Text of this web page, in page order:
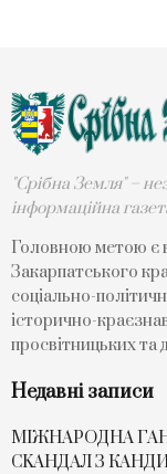
"Срібна Земля" –
інформаційна
Головною метою є
Закарпатського
соціально-
історично-
просвітницьких та
Недавні записи
МІЖНАРОДНА
СKАНДАЛ З